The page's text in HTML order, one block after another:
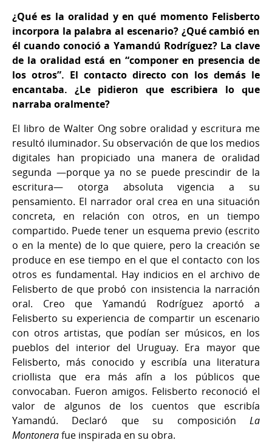
¿Qué es la oralidad y en qué momento Felisberto
incorpora la palabra al escenario? ¿Qué cambió en
él cuando conoció a Yamandú Rodríguez? La clave
de la oralidad está en “componer en presencia de
los otros”. El contacto directo con los demás le
encantaba. ¿Le pidieron que escribiera lo que
narraba oralmente?
El libro de Walter Ong sobre oralidad y escritura me
resultó iluminador. Su observación de que los medios
digitales han propiciado una manera de oralidad
segunda —porque ya no se puede prescindir de la
escritura— otorga absoluta vigencia a su
pensamiento. El narrador oral crea en una situación
concreta, en relación con otros, en un tiempo
compartido. Puede tener un esquema previo (escrito
o en la mente) de lo que quiere, pero la creación se
produce en ese tiempo en el que el contacto con los
otros es fundamental. Hay indicios en el archivo de
Felisberto de que probó con insistencia la narración
oral. Creo que Yamandú Rodríguez aportó a
Felisberto su experiencia de compartir un escenario
con otros artistas, que podían ser músicos, en los
pueblos del interior del Uruguay. Era mayor que
Felisberto, más conocido y escribía una literatura
criollista que era más afín a los públicos que
convocaban. Fueron amigos. Felisberto reconoció el
valor de algunos de los cuentos que escribía
Yamandú. Declaró que su composición La
Montonerafue inspirada en su obra.